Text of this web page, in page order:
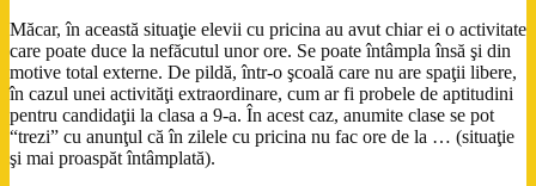
Măcar, în această situaţie elevii cu pricina au avut chiar ei o activitate
care poate duce la nefăcutul unor ore. Se poate întâmpla însă şi din
motive total externe. De pildă, într-o şcoală care nu are spaţii libere,
în cazul unei activităţi extraordinare, cum ar fi probele de aptitudini
pentru candidaţii la clasa a 9-a. În acest caz, anumite clase se pot
“trezi” cu anunţul că în zilele cu pricina nu fac ore de la … (situaţie
şi mai proaspăt întâmplată).